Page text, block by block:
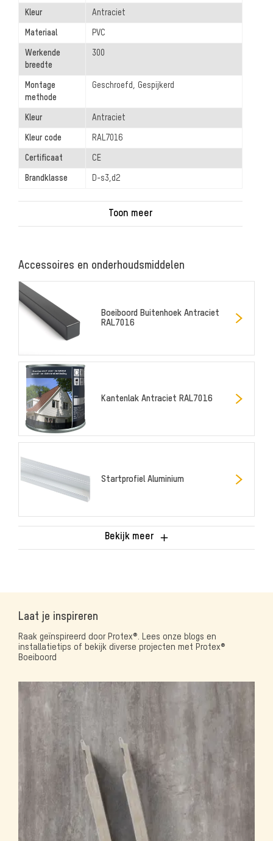
Kleur Antraciet
Materiaal PVC
Werkende
breedte
300
Montage
methode
Geschroefd, Gespijkerd
Kleur Antraciet
Kleur code RAL7016
Certificaat CE
Brandklasse D-s3,d2
Accessoires en onderhoudsmiddelen
Boeiboord Buitenhoek Antraciet
RAL7016
Kantenlak Antraciet RAL7016
Startprofiel Aluminium
Bekijk meer
Laat je inspireren
Raak geïnspireerd door Protex®. Lees onze blogs en
installatietips of bekijk diverse projecten met Protex®
Boeiboord